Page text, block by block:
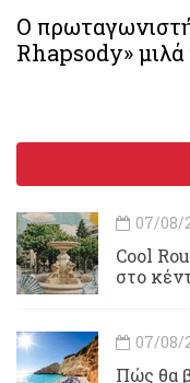
Ο
Rhapsody» μιλά
07/08/
Cool
στο
07/08/
Πώς θα